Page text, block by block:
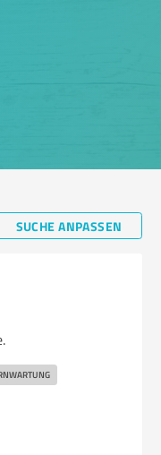
SUCHE ANPASSEN